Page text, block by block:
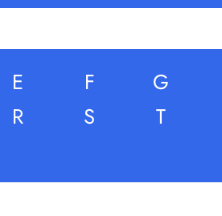
E F G
R S T